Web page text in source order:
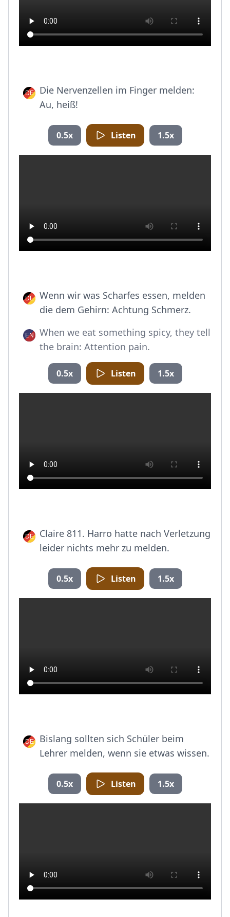
Die Nervenzellen im Finger melden:
Au, heiß!
0.5x Listen 1.5x
Wenn wir was Scharfes essen, melden
die dem Gehirn: Achtung Schmerz.
When we eat something spicy, they tell
the brain: Attention pain.
0.5x Listen 1.5x
Claire 811. Harro hatte nach Verletzung
leider nichts mehr zu melden.
0.5x Listen 1.5x
Bislang sollten sich Schüler beim
Lehrer melden, wenn sie etwas wissen.
0.5x Listen 1.5x